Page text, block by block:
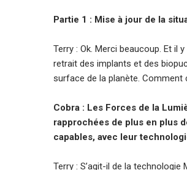
Partie 1 : Mise à jour de la
Terry : Ok. Merci beaucoup. Et il
retrait des implants et des
surface de la planète.
Cobra : Les Forces de la
rapprochées de plus en plus
capables, avec leur
Terry : S’agit-il de la technologie